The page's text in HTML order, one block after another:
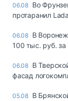
06.08 Во
протаранил
06.08 В
100 тыс. руб.
06.08 В
фасад
05.08 В